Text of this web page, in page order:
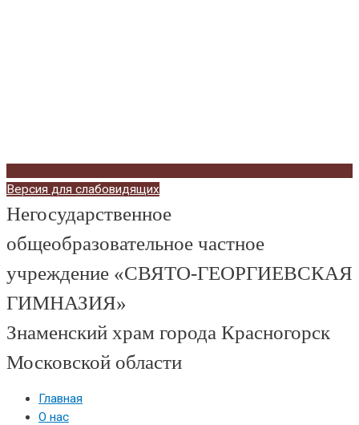
Версия для слабовидящих
Негосударственное
общеобразовательное частное
учреждение «СВЯТО-ГЕОРГИЕВСКАЯ
ГИМНАЗИЯ»
Знаменский храм города Красногорск
Московской области
Главная
О нас